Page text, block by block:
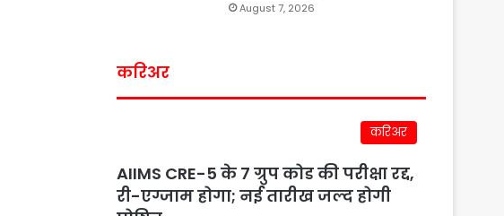
August 7, 2026
करिअर
करिअर
AIIMS CRE-5 के 7 ग्रुप कोड की परीक्षा रद्द,
री-एग्जाम होगा; नई तारीख जल्द होगी